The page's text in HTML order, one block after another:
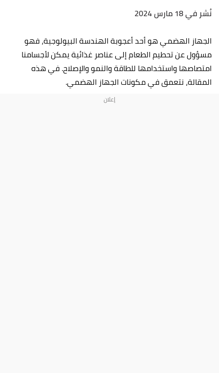
نُشر في 18 مارس 2024
الجهاز الهضمي هو أحد أعجوبة الهندسة البيولوجية، فهو
مسؤول عن تحطيم الطعام إلى عناصر غذائية يمكن لأجسامنا
امتصاصها واستخدامها للطاقة والنمو والإصلاح. في هذه
المقالة، نتعمق في مكونات الجهاز الهضمي.